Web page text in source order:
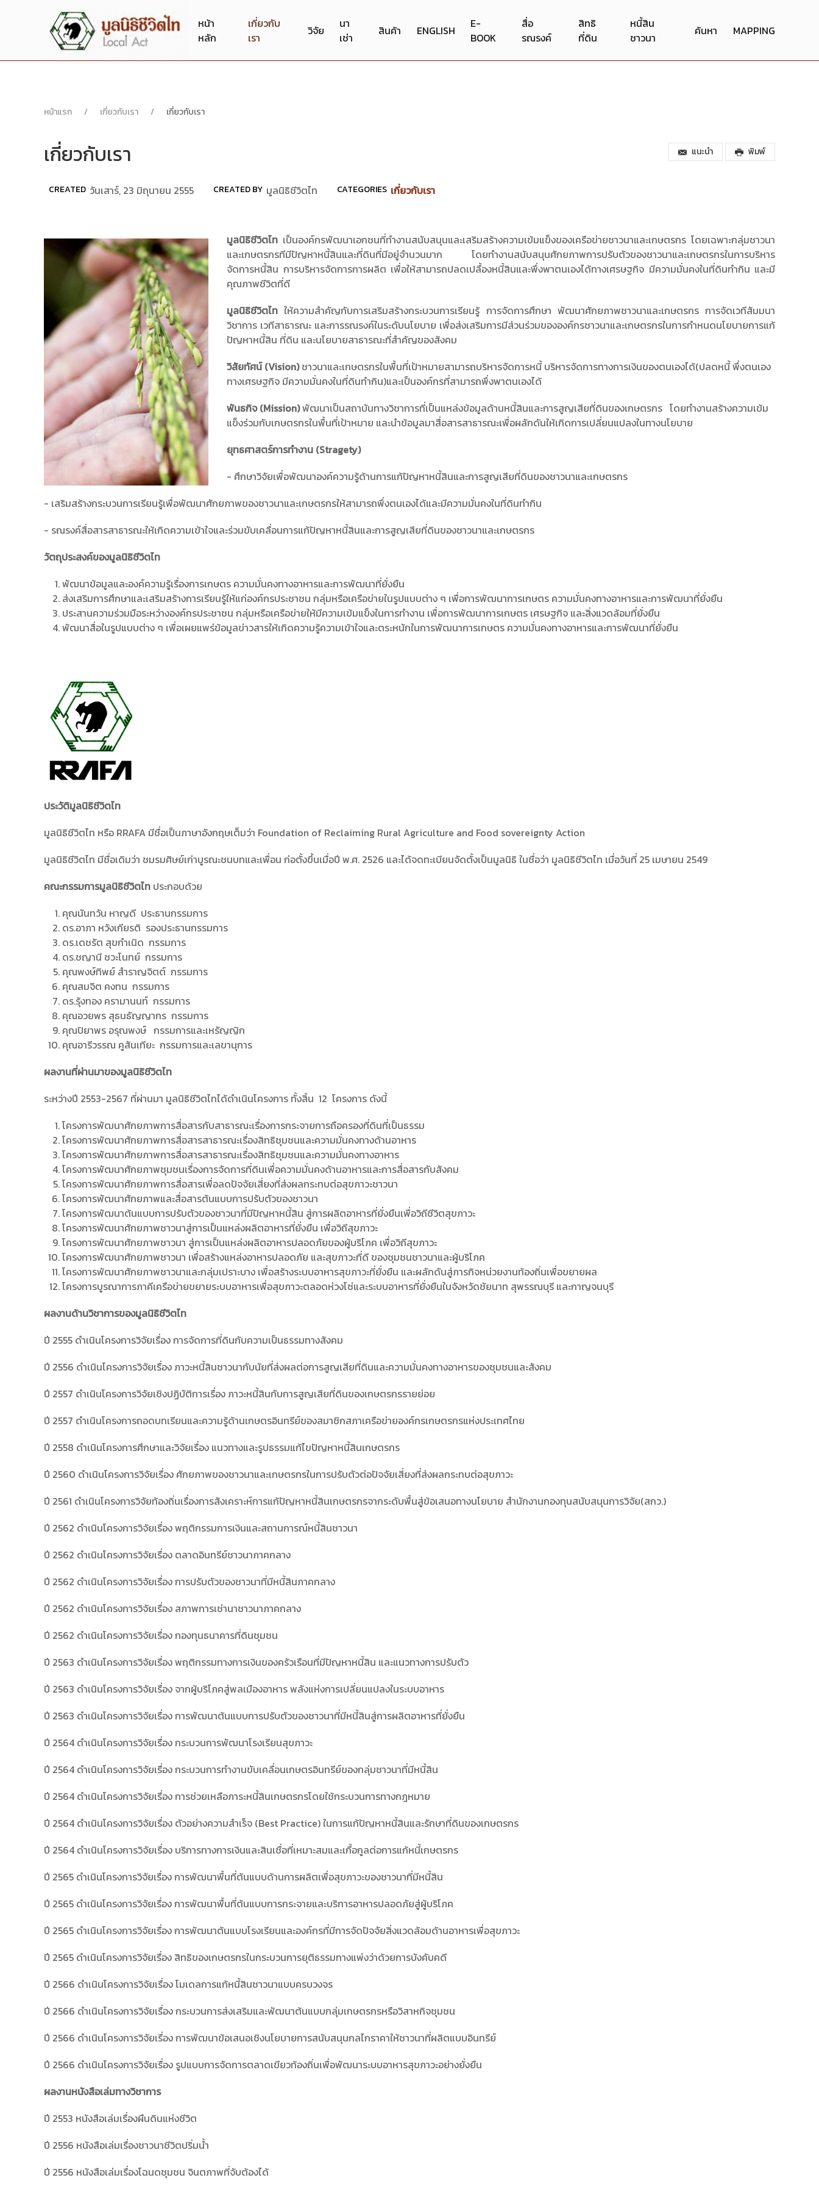
หน้า
หลัก
เกี่ยวกับ
เรา
วิจัย
นา
เช่า
สินค้า ENGLISH
E-
BOOK
สื่อ
รณรงค์
สิทธิ
ที่ดิน
หนี้สิน
ชาวนา
ค้นหา MAPPING
หน้าแรก เกี่ยวกับเรา เกี่ยวกับเรา
แนะนำ พิมพ์
เกี่ยวกับเรา
CREATED วันเสาร์, 23 มิถุนายน 2555 CREATED BY มูลนิธิชีวิตไท CATEGORIES เกี่ยวกับเรา
มูลนิธิชีวิตไท เป็นองค์กรพัฒนาเอกชนที่ทำงานสนับสนุนและเสริมสร้างความเข้มแข็งของเครือข่ายชาวนาและเกษตรกร โดยเฉพาะกลุ่มชาวนา
และเกษตรกรทีมีปัญหาหนี้สินและที่ดินที่มีอยู่จำนวนมาก โดยทำงานสนับสนุนศักยภาพการปรับตัวของชาวนาและเกษตรกรในการบริหาร
จัดการหนี้สิน การบริหารจัดการการผลิต เพื่อให้สามารถปลดเปลื้องหนี้สินและพึ่งพาตนเองได้ทางเศรษฐกิจ มีความมั่นคงในที่ดินทำกิน และมี
คุณภาพชีวิตที่ดี
มูลนิธิชีวิตไทให้ความสำคัญกับการเสริมสร้างกระบวนการเรียนรู้ การจัดการศึกษา พัฒนาศักยภาพชาวนาและเกษตรกร การจัดเวทีสัมมนา
วิชาการ เวทีสาธารณะ และการรณรงค์ในระดับนโยบาย เพื่อส่งเสริมการมีส่วนร่วมขององค์กรชาวนาและเกษตรกรในการกำหนดนโยบายการแก้
ปัญหาหนี้สิน ที่ดิน และนโยบายสาธารณะที่สำคัญของสังคม
วิสัยทัศน์ (Vision)ชาวนาและเกษตรกรในพื้นที่เป้าหมายสามารถบริหารจัดการหนี้ บริหารจัดการทางการเงินของตนเองได้(ปลดหนี้ พึ่งตนเอง
ทางเศรษฐกิจ มีความมั่นคงในที่ดินทำกิน)และเป็นองค์กรที่สามารถพึ่งพาตนเองได้
พันธกิจ (Mission)พัฒนาเป็นสถาบันทางวิชาการที่เป็นแหล่งข้อมูลด้านหนี้สินและการสูญเสียที่ดินของเกษตรกร โดยทำงานสร้างความเข้ม
แข็งร่วมกับเกษตรกรในพื้นที่เป้าหมาย และนำข้อมูลมาสื่อสารสาธารณะเพื่อผลักดันให้เกิดการเปลี่ยนแปลงในทางนโยบาย
ยุทธศาสตร์การทำงาน (Stragety)
- ศึกษาวิจัยเพื่อพัฒนาองค์ความรู้ด้านการแก้ปัญหาหนี้สินและการสูญเสียที่ดินของชาวนาและเกษตรกร
- เสริมสร้างกระบวนการเรียนรู้เพื่อพัฒนาศักยภาพของชาวนาและเกษตรกรให้สามารถพึ่งตนเองได้และมีความมั่นคงในที่ดินทำกิน
- รณรงค์สื่อสารสาธารณะให้เกิดความเข้าใจและร่วมขับเคลื่อนการแก้ปัญหาหนี้สินและการสูญเสียที่ดินของชาวนาและเกษตรกร
วัตถุประสงค์ของมูลนิธิชีวิตไท
พัฒนาข้อมูลและองค์ความรู้เรื่องการเกษตร ความมั่นคงทางอาหารและการพัฒนาที่ยั่งยืน
ส่งเสริมการศึกษาและเสริมสร้างการเรียนรู้ให้แก่องค์กรประชาชน กลุ่มหรือเครือข่ายในรูปแบบต่าง ๆ เพื่อการพัฒนาการเกษตร ความมั่นคงทางอาหารและการพัฒนาที่ยั่งยืน
ประสานความร่วมมือระหว่างองค์กรประชาชน กลุ่มหรือเครือข่ายให้มีความเข้มแข็งในการทำงาน เพื่อการพัฒนาการเกษตร เศรษฐกิจ และสิ่งแวดล้อมที่ยั่งยืน
พัฒนาสื่อในรูปแบบต่าง ๆ เพื่อเผยแพร่ข้อมูลข่าวสารให้เกิดความรู้ความเข้าใจและตระหนักในการพัฒนาการเกษตร ความมั่นคงทางอาหารและการพัฒนาที่ยั่งยืน
ประวัติมูลนิธิชีวิตไท
มูลนิธิชีวิตไท หรือ RRAFA มีชื่อเป็นภาษาอังกฤษเต็มว่า Foundation of Reclaiming Rural Agriculture and Food sovereignty Action
มูลนิธิชีวิตไท มีชื่อเดิมว่า ชมรมศิษย์เก่าบูรณะชนบทและเพื่อน ก่อตั้งขึ้นเมื่อปี พ.ศ. 2526 และได้จดทะเบียนจัดตั้งเป็นมูลนิธิ ในชื่อว่า มูลนิธิชีวิตไท เมื่อวันที่ 25 เมษายน 2549
คณะกรรมการมูลนิธิชีวิตไท ประกอบด้วย
คุณนันทวัน หาญดี ประธานกรรมการ
ดร.อาภา หวังเกียรติ รองประธานกรรมการ
ดร.เดชรัต สุขกำเนิด กรรมการ
ดร.ชญานี ชวะโนทย์ กรรมการ
คุณพงษ์ทิพย์ สำราญจิตต์ กรรมการ
คุณสมจิต คงทน กรรมการ
ดร.รุ้งทอง ครามานนท์ กรรมการ
คุณอวยพร สุธนธัญญากร กรรมการ
คุณปิยาพร อรุณพงษ์ กรรมการและเหรัญญิก
คุณอารีวรรณ คูสันเทียะ กรรมการและเลขานุการ
ผลงานที่ผ่านมาของมูลนิธิชีวิตไท
ระหว่างปี 2553-2567 ที่ผ่านมา มูลนิธิชีวิตไทได้ดำเนินโครงการ ทั้งสิ้น 12 โครงการ ดังนี้
โครงการพัฒนาศักยภาพการสื่อสารกับสาธารณะเรื่องการกระจายการถือครองที่ดินที่เป็นธรรม
โครงการพัฒนาศักยภาพการสื่อสารสาธารณะเรื่องสิทธิชุมชนและความมั่นคงทางด้านอาหาร
โครงการพัฒนาศักยภาพการสื่อสารสาธารณะเรื่องสิทธิชุมชนและความมั่นคงทางอาหาร
โครงการพัฒนาศักยภาพชุมชนเรื่องการจัดการที่ดินเพื่อความมั่นคงด้านอาหารและการสื่อสารกับสังคม
โครงการพัฒนาศักยภาพการสื่อสารเพื่อลดปัจจัยเสี่ยงที่ส่งผลกระทบต่อสุขภาวะชาวนา
โครงการพัฒนาศักยภาพและสื่อสารต้นแบบการปรับตัวของชาวนา
โครงการพัฒนาต้นแบบการปรับตัวของชาวนาที่มีปัญหาหนี้สิน สู่การผลิตอาหารที่ยั่งยืนเพื่อวิถีชีวิตสุขภาวะ
โครงการพัฒนาศักยภาพชาวนาสู่การเป็นแหล่งผลิตอาหารที่ยั่งยืน เพื่อวิถีสุขภาวะ
โครงการพัฒนาศักยภาพชาวนา สู่การเป็นแหล่งผลิตอาหารปลอดภัยของผู้บริโภค เพื่อวิถีสุขภาวะ
โครงการพัฒนาศักยภาพชาวนา เพื่อสร้างแหล่งอาหารปลอดภัย และสุขภาวะที่ดี ของชุมชนชาวนาและผู้บริโภค
โครงการพัฒนาศักยภาพชาวนาและกลุ่มเปราะบาง เพื่อสร้างระบบอาหารสุขภาวะที่ยั่งยืน และผลักดันสู่ภารกิจหน่วยงานท้องถิ่นเพื่อขยายผล
โครงการบูรณาการภาคีเครือข่ายขยายระบบอาหารเพื่อสุขภาวะตลอดห่วงโซ่และระบบอาหารที่ยั่งยืนในจังหวัดชัยนาท สุพรรณบุรี และกาญจนบุรี
ผลงานด้านวิชาการของมูลนิธิชีวิตไท
ปี 2555 ดำเนินโครงการวิจัยเรื่อง การจัดการที่ดินกับความเป็นธรรมทางสังคม
ปี 2556 ดำเนินโครงการวิจัยเรื่อง ภาวะหนี้สินชาวนากับนัยที่ส่งผลต่อการสูญเสียที่ดินและความมั่นคงทางอาหารของชุมชนและสังคม
ปี 2557 ดำเนินโครงการวิจัยเชิงปฏิบัติการเรื่อง ภาวะหนี้สินกับการสูญเสียที่ดินของเกษตรกรรายย่อย
ปี 2557 ดำเนินโครงการถอดบทเรียนและความรู้ด้านเกษตรอินทรีย์ของสมาชิกสภาเครือข่ายองค์กรเกษตรกรแห่งประเทศไทย
ปี 2558 ดำเนินโครงการศึกษาและวิจัยเรื่อง แนวทางและรูปธรรมแก้ไขปัญหาหนี้สินเกษตรกร
ปี 2560 ดำเนินโครงการวิจัยเรื่อง ศักยภาพของชาวนาและเกษตรกรในการปรับตัวต่อปัจจัยเสี่ยงที่ส่งผลกระทบต่อสุขภาวะ
ปี 2561 ดำเนินโครงการวิจัยท้องถิ่นเรื่องการสังเคราะห์การแก้ปัญหาหนี้สินเกษตรกรจากระดับพื้นสู่ข้อเสนอทางนโยบาย สำนักงานกองทุนสนับสนุนการวิจัย(สกว.)
ปี 2562 ดำเนินโครงการวิจัยเรื่อง พฤติกรรมการเงินและสถานการณ์หนี้สินชาวนา
ปี 2562 ดำเนินโครงการวิจัยเรื่อง ตลาดอินทรีย์ชาวนาภาคกลาง
ปี 2562 ดำเนินโครงการวิจัยเรื่อง การปรับตัวของชาวนาที่มีหนี้สินภาคกลาง
ปี 2562 ดำเนินโครงการวิจัยเรื่อง สภาพการเช่านาชาวนาภาคกลาง
ปี 2562 ดำเนินโครงการวิจัยเรื่อง กองทุนธนาคารที่ดินชุมชน
ปี 2563 ดำเนินโครงการวิจัยเรื่อง พฤติกรรมทางการเงินของครัวเรือนที่มีปัญหาหนี้สิน และแนวทางการปรับตัว
ปี 2563 ดำเนินโครงการวิจัยเรื่อง จากผู้บริโภคสู่พลเมืองอาหาร พลังแห่งการเปลี่ยนแปลงในระบบอาหาร
ปี 2563 ดำเนินโครงการวิจัยเรื่อง การพัฒนาต้นแบบการปรับตัวของชาวนาที่มีหนี้สินสู่การผลิตอาหารที่ยั่งยืน
ปี 2564 ดำเนินโครงการวิจัยเรื่อง กระบวนการพัฒนาโรงเรียนสุขภาวะ
ปี 2564 ดำเนินโครงการวิจัยเรื่อง กระบวนการทำงานขับเคลื่อนเกษตรอินทรีย์ของกลุ่มชาวนาที่มีหนี้สิน
ปี 2564 ดำเนินโครงการวิจัยเรื่อง การช่วยเหลือภาระหนี้สินเกษตรกรโดยใช้กระบวนการทางกฎหมาย
ปี 2564 ดำเนินโครงการวิจัยเรื่อง ตัวอย่างความสำเร็จ (Best Practice) ในการแก้ปัญหาหนี้สินและรักษาที่ดินของเกษตรกร
ปี 2564 ดำเนินโครงการวิจัยเรื่อง บริการทางการเงินและสินเชื่อที่เหมาะสมและเกื้อกูลต่อการแก้หนี้เกษตรกร
ปี 2565 ดำเนินโครงการวิจัยเรื่อง การพัฒนาพื้นที่ต้นแบบด้านการผลิตเพื่อสุขภาวะของชาวนาที่มีหนี้สิน
ปี 2565 ดำเนินโครงการวิจัยเรื่อง การพัฒนาพื้นที่ต้นแบบการกระจายและบริการอาหารปลอดภัยสู่ผู้บริโภค
ปี 2565 ดำเนินโครงการวิจัยเรื่อง การพัฒนาต้นแบบโรงเรียนและองค์กรที่มีการจัดปัจจัยสิ่งแวดล้อมด้านอาหารเพื่อสุขภาวะ
ปี 2565 ดำเนินโครงการวิจัยเรื่อง สิทธิของเกษตรกรในกระบวนการยุติธรรมทางแพ่งว่าด้วยการบังคับคดี
ปี 2566 ดำเนินโครงการวิจัยเรื่อง โมเดลการแก้หนี้สินชาวนาแบบครบวงจร
ปี 2566 ดำเนินโครงการวิจัยเรื่อง กระบวนการส่งเสริมและพัฒนาต้นแบบกลุ่มเกษตรกรหรือวิสาหกิจชุมชน
ปี 2566 ดำเนินโครงการวิจัยเรื่อง การพัฒนาข้อเสนอเชิงนโยบายการสนับสนุนกลไกราคาให้ชาวนาที่ผลิตแบบอินทรีย์
ปี 2566 ดำเนินโครงการวิจัยเรื่อง รูปแบบการจัดการตลาดเขียวท้องถิ่นเพื่อพัฒนาระบบอาหารสุขภาวะอย่างยั่งยืน
ผลงานหนังสือเล่มทางวิชาการ
ปี 2553 หนังสือเล่มเรื่องผืนดินแห่งชีวิต
ปี 2556 หนังสือเล่มเรื่องชาวนาชีวิตปริ่มน้ำ
ปี 2556 หนังสือเล่มเรื่องโฉนดชุมชน จินตภาพที่จับต้องได้